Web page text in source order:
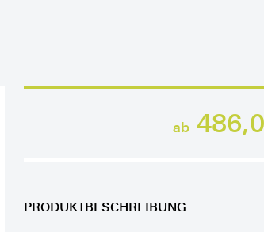
ab
PRODUKTBESCHREIBUNG